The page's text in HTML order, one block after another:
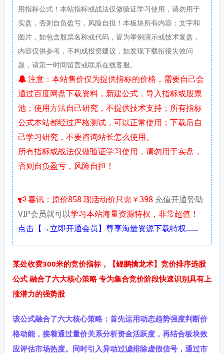
用指标公式！本站指标或战法仅做验证学习使用，请勿用于
实盘，否则自负盈亏，风险自担！本板块所有内容：文字和
图片，如包含股票名称或代码，皆为举例演示或技术复盘，
内容仅供参考，不构成投资建议，如发现下载衔接失效问
题，请第一时间留言或联系在线客服。
通过百度网盘下载资料，新建公式，导入指标或股票
池；使用方法自己研究，不提供技术支持；所有指标
公式本站都经过严格测试，可以正常使用；下载后自
己学习研究，不要咨询站长怎么使用。
所有指标或战法仅做验证学习使用，请勿用于实盘，
否则自负盈亏，风险自担！
喜讯：原价858 现活动价只需￥398 充值开通赞助
VIP会员就可以学习本站海量资源特权，非常超值！
点击【→立即开通会员】尊享海量资源下载特权......
某处收费300米的竞价指标，【鲲鹏擒龙术】竞价排序选股
公式 融合了六大核心策略 专为集合竞价阶段快速识别具有上
涨潜力的强势股
该公式融合了六大核心策略：首先运用动态趋势强度判断价
格动能，接着通过量价关系分析资金活跃度，再结合板块效
应评估市场热度。同时引入异动过滤排除虚假信号，通过市